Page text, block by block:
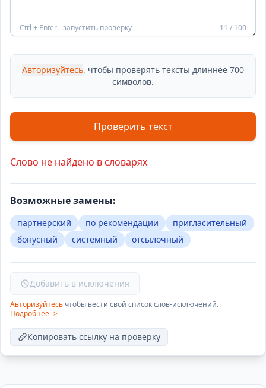
Ctrl + Enter - запустить проверку 11 / 100
Авторизуйтесь, чтобы проверять тексты длиннее 700
символов.
Проверить текст
Слово не найдено в словарях
Возможные замены:
партнерский по рекомендации
пригласительный
бонусный
системный отсылочный
Добавить в исключения
Авторизуйтесь чтобы вести свой список слов-исключений.
Подробнее ->
Копировать ссылку на проверку